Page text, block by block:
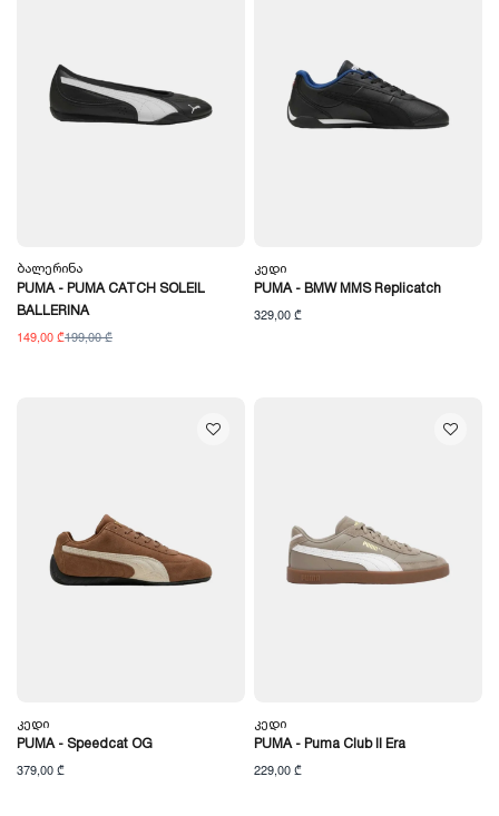
Ბალერინა
PUMA - PUMA CATCH SOLEIL
BALLERINA
149,00 ₾199,00 ₾
Კედი
PUMA - BMW MMS Replicatch
329,00 ₾
Კედი
PUMA - Speedcat OG
379,00 ₾
Კედი
PUMA - Puma Club II Era
229,00 ₾